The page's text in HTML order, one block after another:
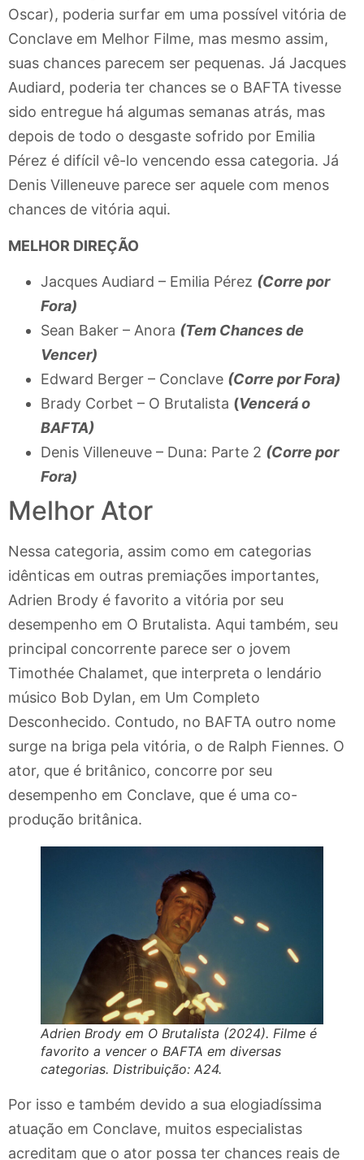
Oscar), poderia surfar em uma possível vitória de
Conclave em Melhor Filme, mas mesmo assim,
suas chances parecem ser pequenas. Já Jacques
Audiard, poderia ter chances se o BAFTA tivesse
sido entregue há algumas semanas atrás, mas
depois de todo o desgaste sofrido por Emilia
Pérez é difícil vê-lo vencendo essa categoria. Já
Denis Villeneuve parece ser aquele com menos
chances de vitória aqui.
MELHOR DIREÇÃO
Jacques Audiard – Emilia Pérez (Corre por
Fora)
Sean Baker – Anora (Tem Chances de
Vencer)
Edward Berger – Conclave (Corre por Fora)
Brady Corbet – O Brutalista (Vencerá o
BAFTA)
Denis Villeneuve – Duna: Parte 2 (Corre por
Fora)
Melhor Ator
Nessa categoria, assim como em categorias
idênticas em outras premiações importantes,
Adrien Brody é favorito a vitória por seu
desempenho em O Brutalista. Aqui também, seu
principal concorrente parece ser o jovem
Timothée Chalamet, que interpreta o lendário
músico Bob Dylan, em Um Completo
Desconhecido. Contudo, no BAFTA outro nome
surge na briga pela vitória, o de Ralph Fiennes. O
ator, que é britânico, concorre por seu
desempenho em Conclave, que é uma co-
produção britânica.
Adrien Brody em O Brutalista (2024). Filme é
favorito a vencer o BAFTA em diversas
categorias. Distribuição: A24.
Por isso e também devido a sua elogiadíssima
atuação em Conclave, muitos especialistas
acreditam que o ator possa ter chances reais de